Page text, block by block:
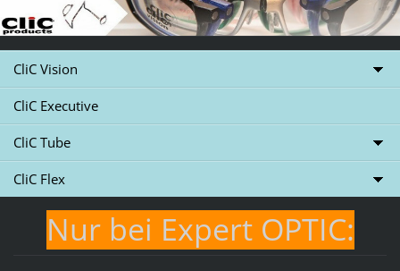
CliC Vision
CliC Executive
CliC Tube
CliC Flex
Nur bei Expert OPTIC: